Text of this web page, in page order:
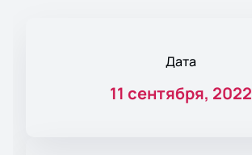
Дата
11 сентября, 2022